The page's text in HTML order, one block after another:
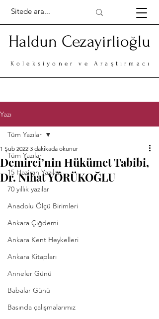
Haldun Cezayirlioğlu
Koleksiyoner ve Araştırmacı
Yazı
Tüm Yazılar
15 Haziran Yazıları
70 yıllık yazılar
Anadolu Ölçü Birimleri
Ankara Çiğdemi
Ankara Kent Heykelleri
Ankara Kitapları
Anneler Günü
Babalar Günü
Basında çalışmalarımız
Tüm Yazılar
Demirci’nin Hükümet Tabibi,
Dr. Nihat YÖRÜKOĞLU
1 Şub 2022 3 dakikada okunur